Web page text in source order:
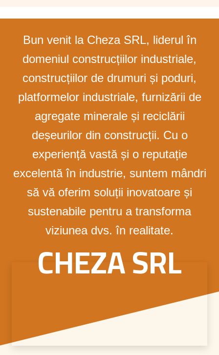
Bun venit la Cheza SRL, liderul în
domeniul construcțiilor industriale,
construcțiilor de drumuri și poduri,
platformelor industriale, furnizării de
agregate minerale și reciclării
deșeurilor din construcții. Cu o
experiență vastă și o reputație
excelentă în industrie, suntem mândri
să vă oferim soluții inovatoare și
sustenabile pentru a transforma
viziunea dvs. în realitate.
CHEZA SRL